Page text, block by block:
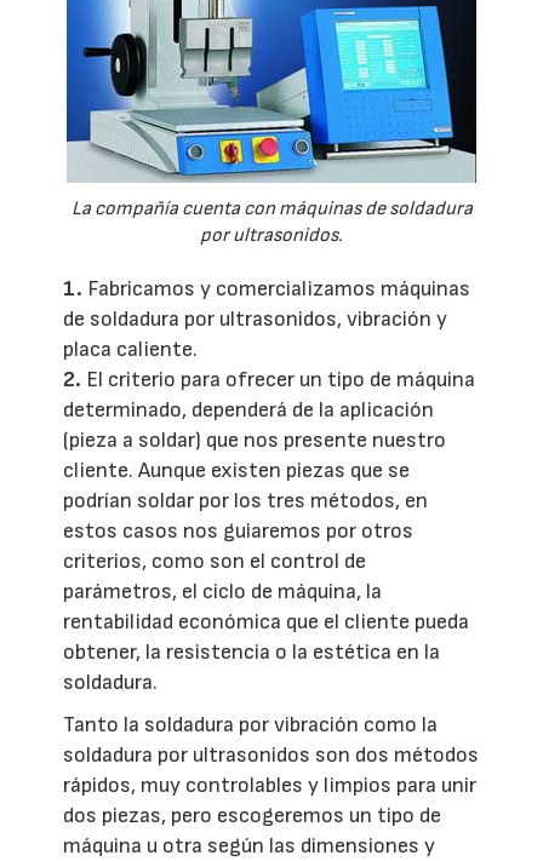
La compañía cuenta con máquinas de soldadura
por ultrasonidos.
1. Fabricamos y comercializamos máquinas
de soldadura por ultrasonidos, vibración y
placa caliente.
2. El criterio para ofrecer un tipo de máquina
determinado, dependerá de la aplicación
(pieza a soldar) que nos presente nuestro
cliente. Aunque existen piezas que se
podrían soldar por los tres métodos, en
estos casos nos guiaremos por otros
criterios, como son el control de
parámetros, el ciclo de máquina, la
rentabilidad económica que el cliente pueda
obtener, la resistencia o la estética en la
soldadura.
Tanto la soldadura por vibración como la
soldadura por ultrasonidos son dos métodos
rápidos, muy controlables y limpios para unir
dos piezas, pero escogeremos un tipo de
máquina u otra según las dimensiones y